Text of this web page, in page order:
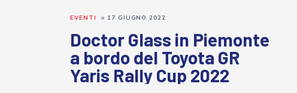
Doctor Glass in Piemonte
a bordo del Toyota GR
Yaris Rally Cup 2022
EVENTI 17 GIUGNO 2022